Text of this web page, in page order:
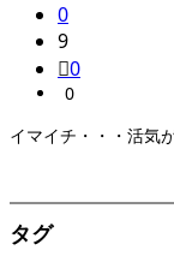
0
9
0
0
イマイチ・・・活気
タグ